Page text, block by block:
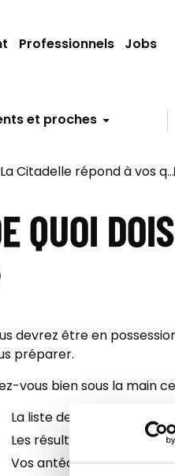
et proches
Professionnels Jobs
La Citadelle répond à vos q...
QUOI
devrez être en
préparer.
vous bien sous la main
La liste des médicaments
Les résultats de vos
Vos antécédents de santé